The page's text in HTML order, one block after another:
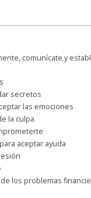
comunícate y
secretos
las emociones
la culpa
aceptar ayuda
de los problemas